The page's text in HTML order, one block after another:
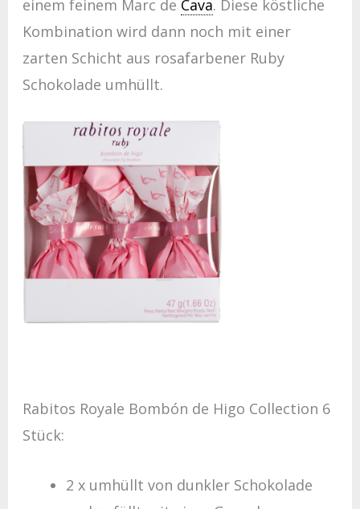
einem feinem Marc de Cava. Diese köstliche
Kombination wird dann noch mit einer
zarten Schicht aus rosafarbener Ruby
Schokolade umhüllt.
Rabitos Royale Bombón de Higo Collection 6
Stück:
2 x umhüllt von dunkler Schokolade